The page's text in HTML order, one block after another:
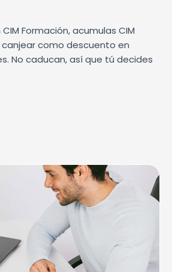
Formación, acumulas CIM
como descuento en
No caducan, así que tú decides